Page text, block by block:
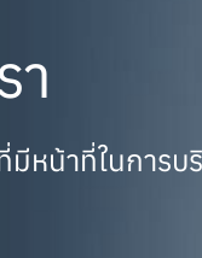
า
มีหน้าที่ในการ